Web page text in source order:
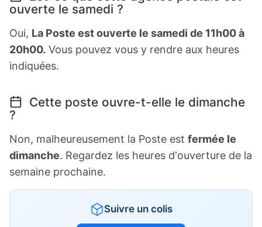
ouverte le samedi ?
Oui, La Poste est ouverte le samedi de 11h00 à
20h00. Vous pouvez vous y rendre aux heures
indiquées.
Cette poste ouvre-t-elle le dimanche
?
Non, malheureusement la Poste est fermée le
dimanche. Regardez les heures d'ouverture de la
semaine prochaine.
Suivre un colis